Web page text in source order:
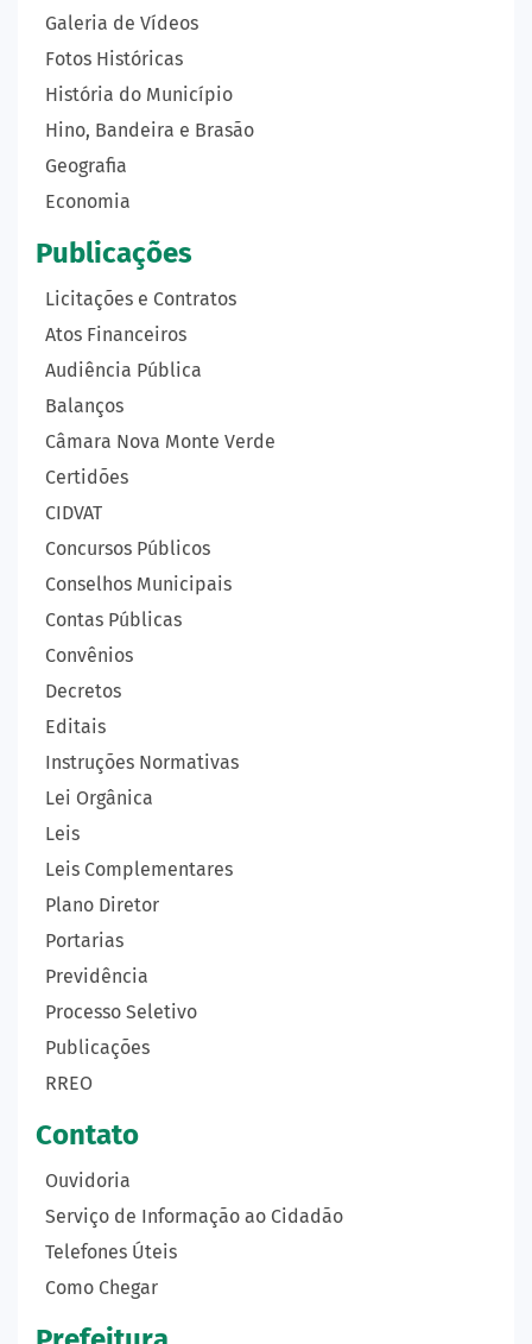
Galeria de Vídeos
Fotos Históricas
História do Município
Hino, Bandeira e Brasão
Geografia
Economia
Publicações
Licitações e Contratos
Atos Financeiros
Audiência Pública
Balanços
Câmara Nova Monte Verde
Certidões
CIDVAT
Concursos Públicos
Conselhos Municipais
Contas Públicas
Convênios
Decretos
Editais
Instruções Normativas
Lei Orgânica
Leis
Leis Complementares
Plano Diretor
Portarias
Previdência
Processo Seletivo
Publicações
RREO
Contato
Ouvidoria
Serviço de Informação ao Cidadão
Telefones Úteis
Como Chegar